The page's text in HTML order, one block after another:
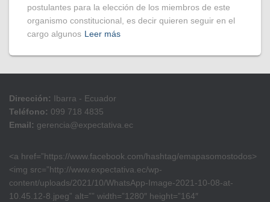
postulantes para la elección de los miembros de este
organismo constitucional, es decir quieren seguir en el
cargo algunos Leer más
Dirección: Ibarra - Ecuador
Teléfono: 099 718 4835
Email: gerencia@expectativa.ec
<a href=”https://www.facebook.com/hashtag/emapasomostodos>
<img src=”http://www.expectativa.ec/wp-
content/uploads/2021/10/WhatsApp-Image-2021-10-08-at-
10.45.12-8.jpeg” alt=”” width=”1280″ height=”164″